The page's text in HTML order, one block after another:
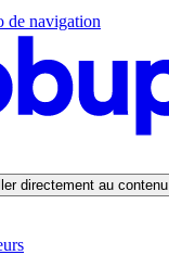
de navigation
directement au contenu